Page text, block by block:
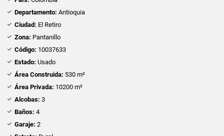
Departamento: Antioquia
Ciudad: El Retiro
Zona: Pantanillo
Código: 10037633
Estado: Usado
Área Construida: 530 m²
Área Privada: 10200 m²
Alcobas: 3
Baños: 4
Garaje: 2